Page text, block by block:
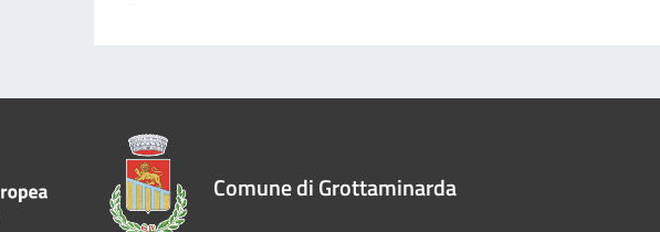
Comune di Grottaminarda